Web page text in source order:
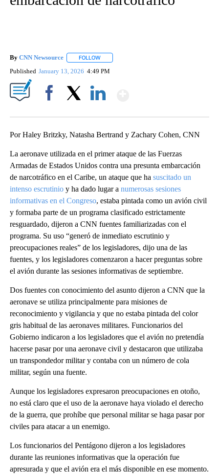
By CNN Newsource FOLLOW
Published January 13, 2026 4:49 PM
Por Haley Britzky, Natasha Bertrand y Zachary Cohen, CNN
La aeronave utilizada en el primer ataque de las Fuerzas
Armadas de Estados Unidos contra una presunta embarcación
de narcotráfico en el Caribe, un ataque que ha suscitado un
intenso escrutinio y ha dado lugar a numerosas sesiones
informativas en el Congreso, estaba pintada como un avión civil
y formaba parte de un programa clasificado estrictamente
resguardado, dijeron a CNN fuentes familiarizadas con el
programa. Su uso “generó de inmediato escrutinio y
preocupaciones reales” de los legisladores, dijo una de las
fuentes, y los legisladores comenzaron a hacer preguntas sobre
el avión durante las sesiones informativas de septiembre.
Dos fuentes con conocimiento del asunto dijeron a CNN que la
aeronave se utiliza principalmente para misiones de
reconocimiento y vigilancia y que no estaba pintada del color
gris habitual de las aeronaves militares. Funcionarios del
Gobierno indicaron a los legisladores que el avión no pretendía
hacerse pasar por una aeronave civil y destacaron que utilizaba
un transpondedor militar y contaba con un número de cola
militar, según una fuente.
Aunque los legisladores expresaron preocupaciones en otoño,
no está claro que el uso de la aeronave haya violado el derecho
de la guerra, que prohíbe que personal militar se haga pasar por
civiles para atacar a un enemigo.
Los funcionarios del Pentágono dijeron a los legisladores
durante las reuniones informativas que la operación fue
apresurada y que el avión era el más disponible en ese momento.